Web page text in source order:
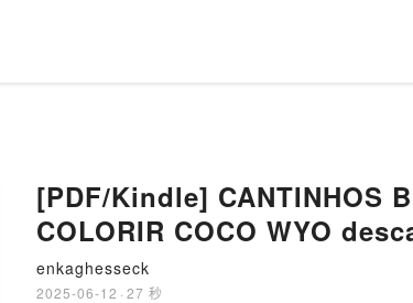
[PDF/Kindle] CANTINHOS
COLORIR COCO WYO
enkaghesseck
2025-06-12 · 27 秒